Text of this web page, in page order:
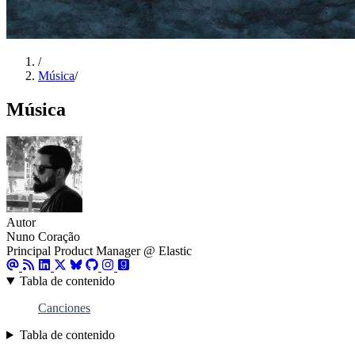
/
Música/
Música
Autor
Nuno Coração
Principal Product Manager @ Elastic
Tabla de contenido
Canciones
Tabla de contenido